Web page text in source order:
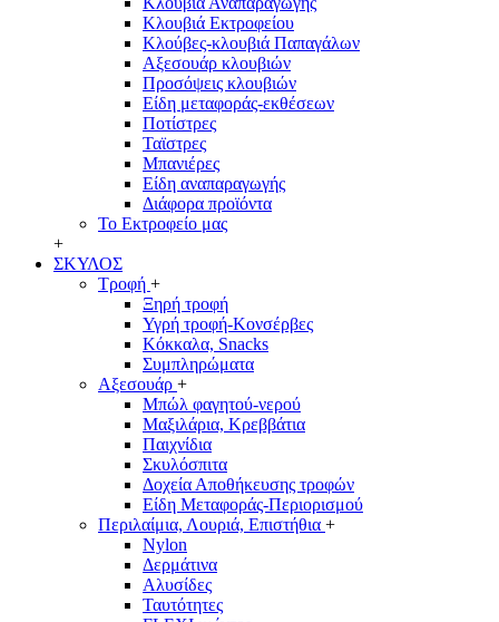
Κλουβιά Eκτροφείου
Κλούβες-κλουβιά Παπαγάλων
Αξεσουάρ κλουβιών
Προσόψεις κλουβιών
Είδη μεταφοράς-εκθέσεων
Ποτίστρες
Ταϊστρες
Μπανιέρες
Είδη αναπαραγωγής
Διάφορα προϊόντα
Το Εκτροφείο μας
+
ΣΚΥΛΟΣ
Τροφή +
Ξηρή τροφή
Υγρή τροφή-Κονσέρβες
Κόκκαλα, Snacks
Συμπληρώματα
Αξεσουάρ +
Μπώλ φαγητού-νερού
Μαξιλάρια, Κρεββάτια
Παιχνίδια
Σκυλόσπιτα
Δοχεία Αποθήκευσης τροφών
Είδη Μεταφοράς-Περιορισμού
Περιλαίμια, Λουριά, Επιστήθια +
Nylon
Δερμάτινα
Αλυσίδες
Ταυτότητες